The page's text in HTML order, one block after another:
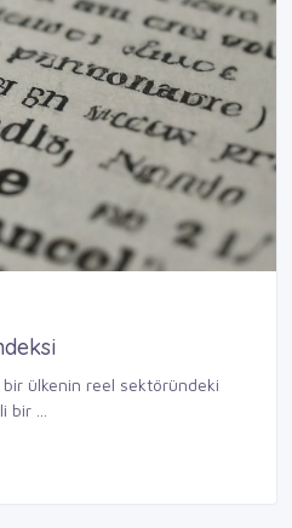
ülkenin reel sektöründeki
...